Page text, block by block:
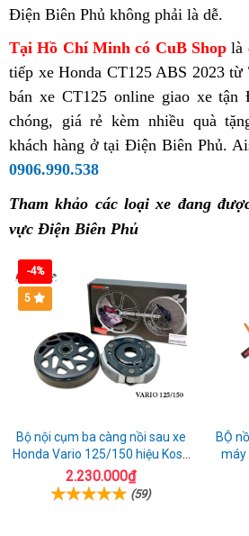
CT125
ABS
2023
lýABS
bán
tại
Biên
Phủ
Điện Biên Phủ không phải là dễ.
Tại Hồ Chí Minh có CuB Shop là
tiếp địa
chỉ
bán
CT125
ABS
nhất
xe Honda CT125 ABS 2023tư
vấn
từ
bán xe CT125 onlineđại
lý
bán
CT125
Phủ
bình
dân
giao xe tận
chóng, hàng
giả
giá rẻ địa
chỉ
CT125
ABS
kèm nhiều quà
khách hàng ở tại Điện Biên Phủ.
0906.990.538
Tham khảo các loại xe đang
vực Điện Biên Phủ
-4%
5
Bộ nội cụm ba càng nồi sau xe
Honda Vario 125/150 hiệu Koso
Đài Loan
2.230.000₫
(59)
BỘ
máy